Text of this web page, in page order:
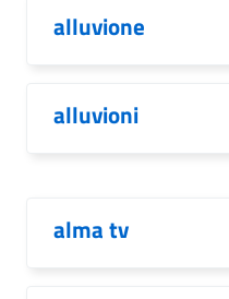
alluvione
alluvioni
alma tv